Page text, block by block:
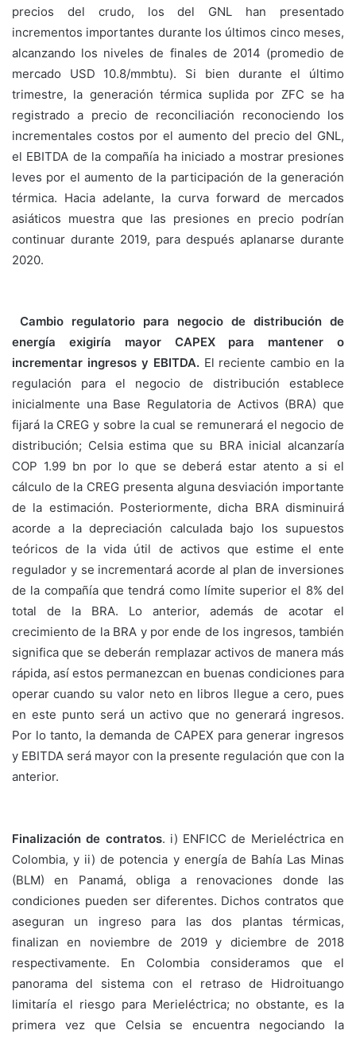
precios del crudo, los del GNL han presentado
incrementos importantes durante los últimos cinco meses,
alcanzando los niveles de finales de 2014 (promedio de
mercado USD 10.8/mmbtu). Si bien durante el último
trimestre, la generación térmica suplida por ZFC se ha
registrado a precio de reconciliación reconociendo los
incrementales costos por el aumento del precio del GNL,
el EBITDA de la compañía ha iniciado a mostrar presiones
leves por el aumento de la participación de la generación
térmica. Hacia adelante, la curva forward de mercados
asiáticos muestra que las presiones en precio podrían
continuar durante 2019, para después aplanarse durante
2020.
Cambio regulatorio para negocio de distribución de
energía exigiría mayor CAPEX para mantener o
incrementar ingresos y EBITDA.El reciente cambio en la
regulación para el negocio de distribución establece
inicialmente una Base Regulatoria de Activos (BRA) que
fijará la CREG y sobre la cual se remunerará el negocio de
distribución; Celsia estima que su BRA inicial alcanzaría
COP 1.99 bn por lo que se deberá estar atento a si el
cálculo de la CREG presenta alguna desviación importante
de la estimación. Posteriormente, dicha BRA disminuirá
acorde a la depreciación calculada bajo los supuestos
teóricos de la vida útil de activos que estime el ente
regulador y se incrementará acorde al plan de inversiones
de la compañía que tendrá como límite superior el 8% del
total de la BRA. Lo anterior, además de acotar el
crecimiento de la BRA y por ende de los ingresos, también
significa que se deberán remplazar activos de manera más
rápida, así estos permanezcan en buenas condiciones para
operar cuando su valor neto en libros llegue a cero, pues
en este punto será un activo que no generará ingresos.
Por lo tanto, la demanda de CAPEX para generar ingresos
y EBITDA será mayor con la presente regulación que con la
anterior.
Finalización de contratos. i) ENFICC de Merieléctrica en
Colombia, y ii) de potencia y energía de Bahía Las Minas
(BLM) en Panamá, obliga a renovaciones donde las
condiciones pueden ser diferentes. Dichos contratos que
aseguran un ingreso para las dos plantas térmicas,
finalizan en noviembre de 2019 y diciembre de 2018
respectivamente. En Colombia consideramos que el
panorama del sistema con el retraso de Hidroituango
limitaría el riesgo para Merieléctrica; no obstante, es la
primera vez que Celsia se encuentra negociando la